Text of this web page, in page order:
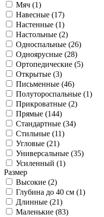
Мяч (1)
Навесные (17)
Настенные (1)
Настольные (2)
Односпальные (26)
Одноярусные (28)
Ортопедические (5)
Открытые (3)
Письменные (46)
Полутороспальные (1)
Прикроватные (2)
Прямые (144)
Стандартные (34)
Стильные (11)
Угловые (21)
Универсальные (35)
Усиленный (1)
Размер
Высокие (2)
Глубина до 40 см (1)
Длинные (21)
Маленькие (83)